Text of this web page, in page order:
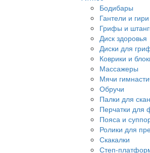
Бодибары
Гантели и гири
Грифы и
Диск здоровья
Диски для
Коврики и
Массажеры
Мячи
Обручи
Палки для
Перчатки для
Пояса и
Ролики для
Скакалки
Степ-